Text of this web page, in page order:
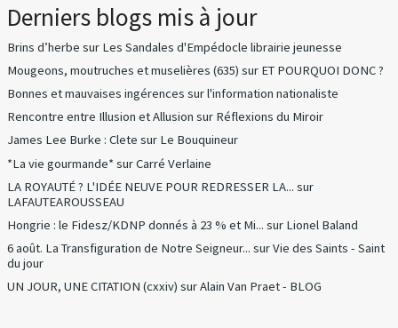
Derniers blogs mis à jour
Brins d’herbe sur Les Sandales d'Empédocle librairie jeunesse
Mougeons, moutruches et muselières (635) sur ET POURQUOI DONC ?
Bonnes et mauvaises ingérences surl'information nationaliste
Rencontre entre Illusion et Allusion sur Réflexions du Miroir
James Lee Burke : Clete sur Le Bouquineur
*La vie gourmande*surCarré Verlaine
LA ROYAUTÉ ? L'IDÉE NEUVE POUR REDRESSER LA... sur
LAFAUTEAROUSSEAU
Hongrie : le Fidesz/KDNP donnés à 23 % et Mi... sur Lionel Baland
6 août. La Transfiguration de Notre Seigneur... surVie des Saints - Saint
du jour
UN JOUR, UNE CITATION (cxxiv) surAlain Van Praet - BLOG